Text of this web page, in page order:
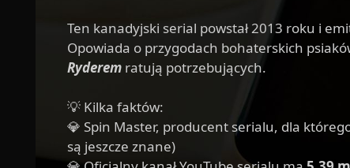
Ten kanadyjski serial powstał 2013 roku i
Opowiada o przygodach bohaterskich
Ryderem ratują potrzebujących.
💡 Kilka faktów:
💎 Spin Master, producent serialu, dla
są jeszcze znane)